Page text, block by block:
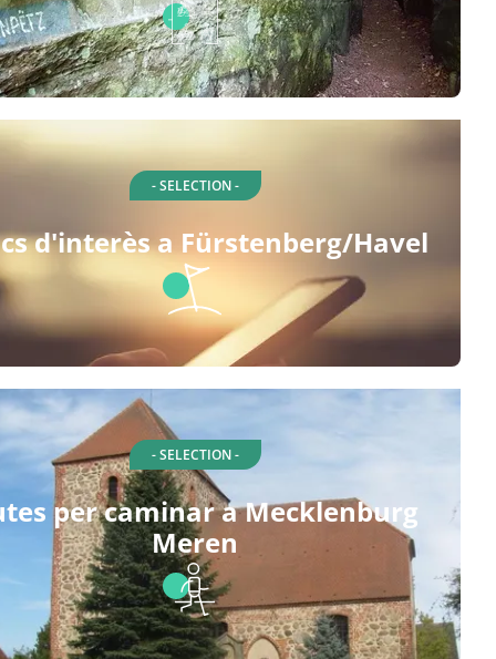
- SELECTION -
d'interès a Fürstenberg/Havel
- SELECTION -
per caminar a Mecklenburg
Meren